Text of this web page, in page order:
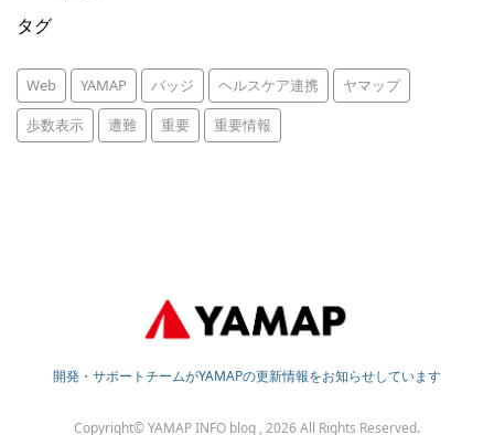
タグ
Web YAMAP バッジ ヘルスケア連携
ヤマップ
歩数表示
遭難 重要 重要情報
開発・サポートチームがYAMAPの更新情報をお知らせしています
Copyright© YAMAP INFO blog , 2026 All Rights Reserved.